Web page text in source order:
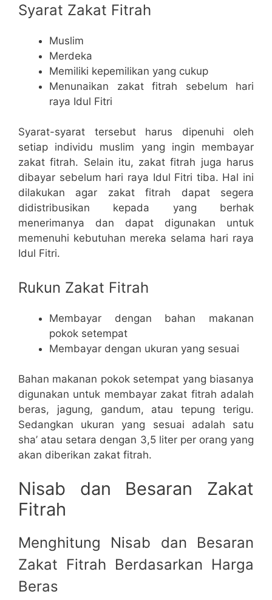
Syarat Zakat Fitrah
Muslim
Merdeka
Memiliki kepemilikan yang cukup
Menunaikan zakat fitrah sebelum hari
raya Idul Fitri
Syarat-syarat tersebut harus dipenuhi oleh
setiap individu muslim yang ingin membayar
zakat fitrah. Selain itu, zakat fitrah juga harus
dibayar sebelum hari raya Idul Fitri tiba. Hal ini
dilakukan agar zakat fitrah dapat segera
didistribusikan kepada yang berhak
menerimanya dan dapat digunakan untuk
memenuhi kebutuhan mereka selama hari raya
Idul Fitri.
Rukun Zakat Fitrah
Membayar dengan bahan makanan
pokok setempat
Membayar dengan ukuran yang sesuai
Bahan makanan pokok setempat yang biasanya
digunakan untuk membayar zakat fitrah adalah
beras, jagung, gandum, atau tepung terigu.
Sedangkan ukuran yang sesuai adalah satu
sha’ atau setara dengan 3,5 liter per orang yang
akan diberikan zakat fitrah.
Nisab dan Besaran Zakat
Fitrah
Menghitung Nisab dan Besaran
Zakat Fitrah Berdasarkan Harga
Beras